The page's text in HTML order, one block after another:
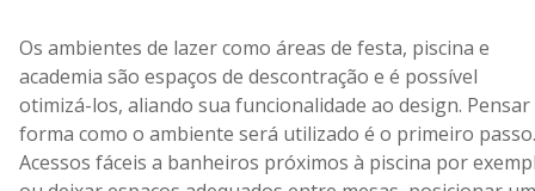
Os ambientes de lazer como áreas de festa, piscina e
academia são espaços de descontração e é possível
otimizá-los, aliando sua funcionalidade ao design. Pensar
forma como o ambiente será utilizado é o primeiro passo.
Acessos fáceis a banheiros próximos à piscina por